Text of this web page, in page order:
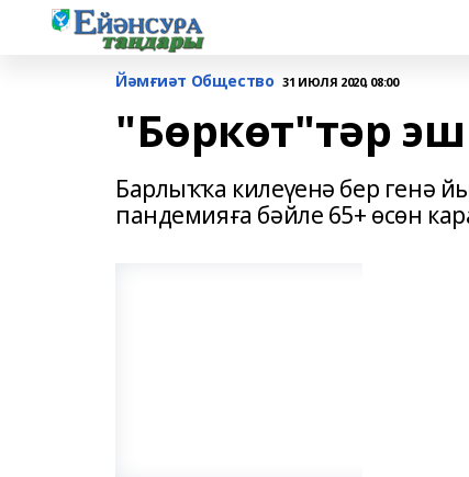
Йәмғиәт Общество 31 ИЮЛЯ 2020, 08:00
"Бөркөт"тәр
Барлыҡҡа килеүенә бер генә
пандемияға бәйле 65+ өсөн